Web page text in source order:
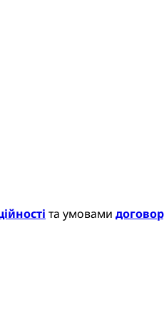
та умовами